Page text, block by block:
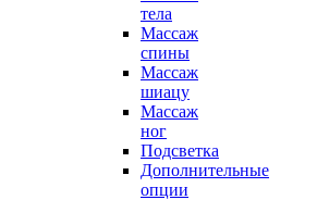
тела
Массаж
спины
Массаж
шиацу
Массаж
ног
Подсветка
Дополнительные
опции